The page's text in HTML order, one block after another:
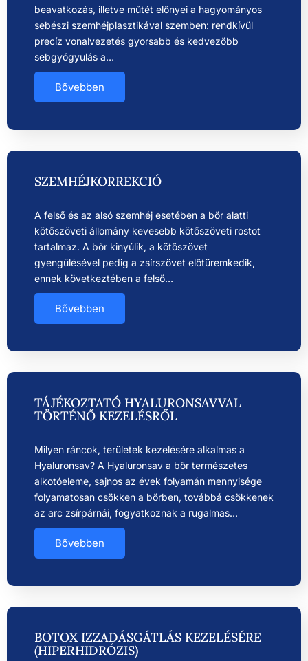
beavatkozás, illetve műtét előnyei a hagyományos
sebészi szemhéjplasztikával szemben: rendkívül
precíz vonalvezetés gyorsabb és kedvezőbb
sebgyógyulás a…
Bővebben
SZEMHÉJKORREKCIÓ
A felső és az alsó szemhéj esetében a bőr alatti
kötőszöveti állomány kevesebb kötőszöveti rostot
tartalmaz. A bőr kinyúlik, a kötőszövet
gyengülésével pedig a zsírszövet előtüremkedik,
ennek következtében a felső…
Bővebben
TÁJÉKOZTATÓ HYALURONSAVVAL
TÖRTÉNŐ KEZELÉSRŐL
Milyen ráncok, területek kezelésére alkalmas a
Hyaluronsav? A Hyaluronsav a bőr természetes
alkotóeleme, sajnos az évek folyamán mennyisége
folyamatosan csökken a bőrben, továbbá csökkenek
az arc zsírpárnái, fogyatkoznak a rugalmas…
Bővebben
BOTOX IZZADÁSGÁTLÁS KEZELÉSÉRE
(HIPERHIDRÓZIS)